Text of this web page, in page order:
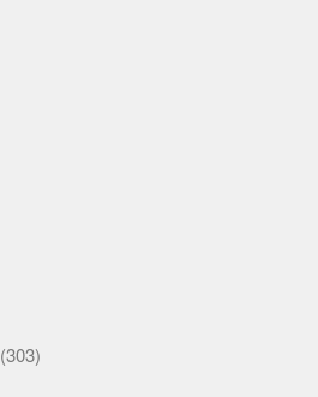
(303)